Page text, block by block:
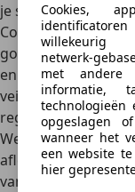
Cookies,
willekeurig
netwerk-
met andere
informatie,
technologieën
opgeslagen
wanneer het
een website
hier
je snelheid aan bij
Controleer
goed werkende
en goed afgestelde
veiligheid. Maak er
regelmatig te
Wees alert en
afleiding achter het
van